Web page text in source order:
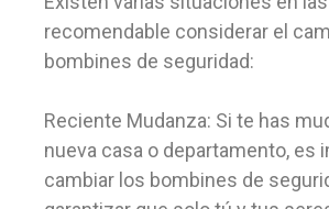
recomendable considerar el
bombines de seguridad:
Reciente Mudanza: Si te has
nueva casa o departamento, es
cambiar los bombines de